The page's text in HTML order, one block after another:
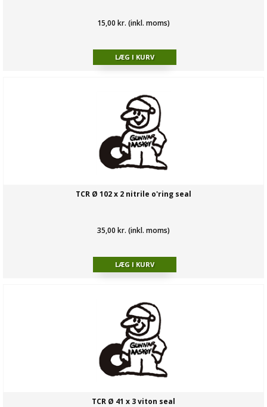
15,00 kr. (inkl. moms)
TCR Ø 102 x 2 nitrile o'ring seal
35,00 kr. (inkl. moms)
TCR Ø 41 x 3 viton seal